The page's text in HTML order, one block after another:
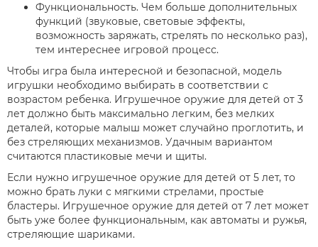
Функциональность. Чем больше дополнительных
функций (звуковые, световые эффекты,
возможность заряжать, стрелять по несколько раз),
тем интереснее игровой процесс.
Чтобы игра была интересной и безопасной, модель
игрушки необходимо выбирать в соответствии с
возрастом ребенка. Игрушечное оружие для детей от 3
лет должно быть максимально легким, без мелких
деталей, которые малыш может случайно проглотить, и
без стреляющих механизмов. Удачным вариантом
считаются пластиковые мечи и щиты.
Если нужно игрушечное оружие для детей от 5 лет, то
можно брать луки с мягкими стрелами, простые
бластеры. Игрушечное оружие для детей от 7 лет может
быть уже более функциональным, как автоматы и ружья,
стреляющие шариками.